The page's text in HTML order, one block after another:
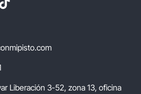
Liberación 3-52, zona 13, oficina